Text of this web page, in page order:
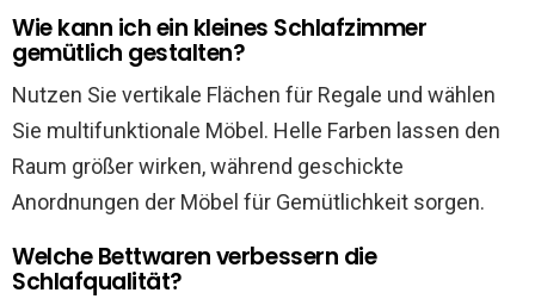
Wie kann ich ein kleines Schlafzimmer
gemütlich gestalten?
Nutzen Sie vertikale Flächen für Regale und wählen
Sie multifunktionale Möbel. Helle Farben lassen den
Raum größer wirken, während geschickte
Anordnungen der Möbel für Gemütlichkeit sorgen.
Welche Bettwaren verbessern die
Schlafqualität?